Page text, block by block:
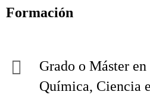
Formación
Grado o Máster
Química, Ciencia